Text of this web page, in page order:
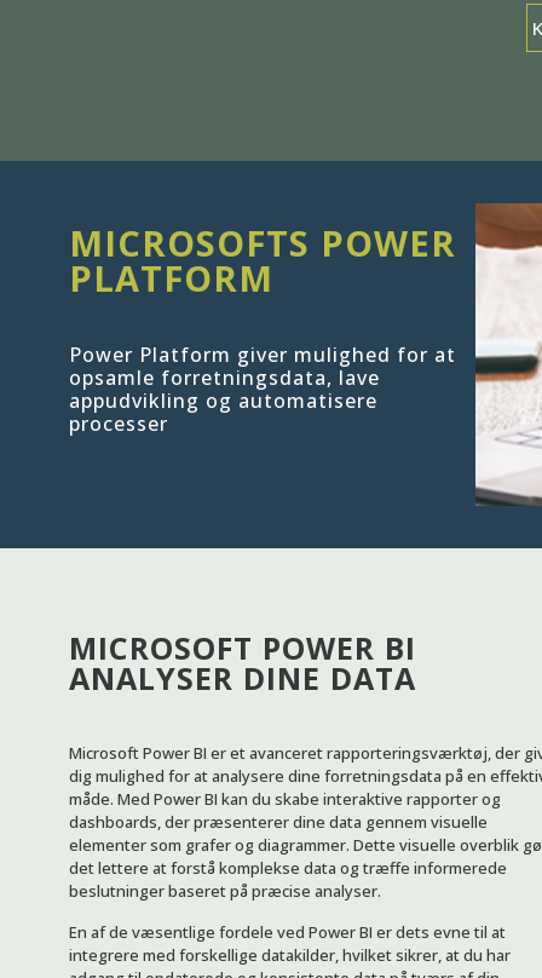
MICROSOFTS POWER
PLATFORM
Power Platform giver mulighed for at
opsamle forretningsdata, lave
appudvikling og automatisere
processer
MICROSOFT POWER BI
ANALYSER DINE DATA
Microsoft Power BI er et avanceret rapporteringsværktøj, der
dig mulighed for at analysere dine forretningsdata på en
måde. Med Power BI kan du skabe interaktive rapporter og
dashboards, der præsenterer dine data gennem visuelle
elementer som grafer og diagrammer. Dette visuelle overblik
det lettere at forstå komplekse data og træffe informerede
beslutninger baseret på præcise analyser.
En af de væsentlige fordele ved Power BI er dets evne til at
integrere med forskellige datakilder, hvilket sikrer, at du har